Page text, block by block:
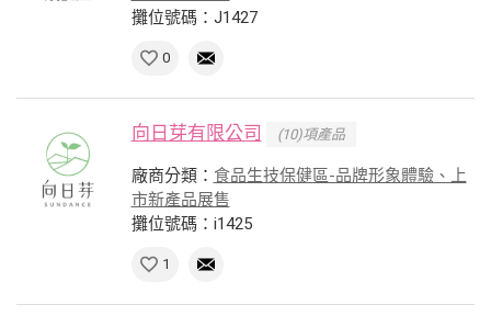
攤位號碼：J1427
0
向日芽有限公司 (10)項產品
廠商分類： 食品生技保健區-品牌形象體驗、上
市新產品展售
攤位號碼：i1425
1